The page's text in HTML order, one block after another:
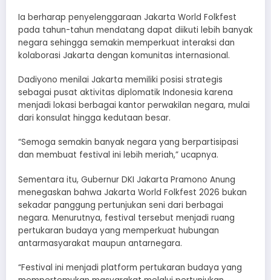
Ia berharap penyelenggaraan Jakarta World Folkfest
pada tahun-tahun mendatang dapat diikuti lebih banyak
negara sehingga semakin memperkuat interaksi dan
kolaborasi Jakarta dengan komunitas internasional.
Dadiyono menilai Jakarta memiliki posisi strategis
sebagai pusat aktivitas diplomatik Indonesia karena
menjadi lokasi berbagai kantor perwakilan negara, mulai
dari konsulat hingga kedutaan besar.
“Semoga semakin banyak negara yang berpartisipasi
dan membuat festival ini lebih meriah,” ucapnya.
Sementara itu, Gubernur DKI Jakarta Pramono Anung
menegaskan bahwa Jakarta World Folkfest 2026 bukan
sekadar panggung pertunjukan seni dari berbagai
negara. Menurutnya, festival tersebut menjadi ruang
pertukaran budaya yang memperkuat hubungan
antarmasyarakat maupun antarnegara.
“Festival ini menjadi platform pertukaran budaya yang